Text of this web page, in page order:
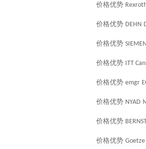
价格优势
价格优势 DEHN
价格优势
价格优势 ITT
价格优势 emgr
价格优势 NYAD
价格优势
价格优势 Goetze